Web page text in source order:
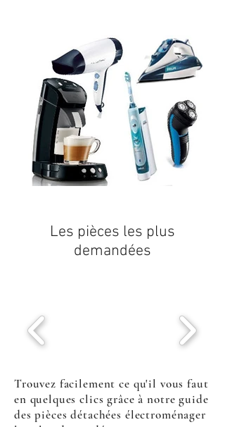
Les pièces les plus
demandées
Trouvez facilement ce qu'il vous faut
en quelques clics grâce à notre guide
des pièces détachées électroménager